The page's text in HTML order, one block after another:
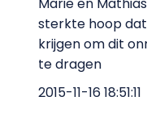
sterkte hoop
krijgen om dit
te dragen
2015-11-16 18:51:11